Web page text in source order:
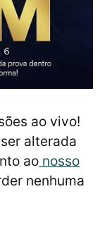
ao vivo!
alterada
ao nosso
nenhuma